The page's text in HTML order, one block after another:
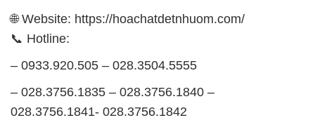
🌐 Website: https://hoachatdetnhuom.com/
📞 Hotline:
– 0933.920.505 – 028.3504.5555
– 028.3756.1835 – 028.3756.1840 –
028.3756.1841- 028.3756.1842